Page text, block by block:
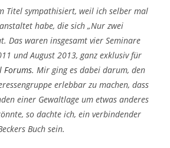
Titel sympathisiert, weil ich selber mal
habe, die sich „Nur zwei
Das waren insgesamt vier Seminare
und August 2013, ganz exklusiv für
Forums. Mir ging es dabei darum, den
erlebbar zu machen, dass
einer Gewaltlage um etwas anderes
so dachte ich, ein verbindender
Buch sein.